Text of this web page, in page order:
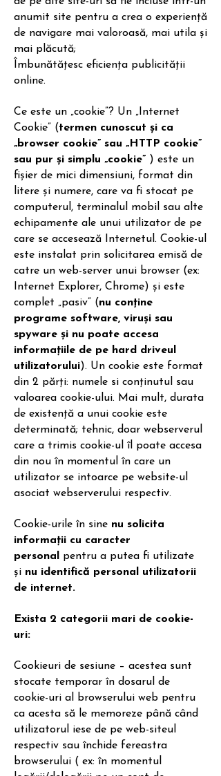
anumit site pentru a crea o experiență
de navigare mai valoroasă, mai utila și
mai plăcută;
Îmbunătățesc eficiența publicității
online.
Ce este un „cookie”? Un „Internet
Cookie” (termen cunoscut și ca
„browser cookie” sau „HTTP cookie”
sau pur și simplu „cookie” ) este un
fișier de mici dimensiuni, format din
litere și numere, care va fi stocat pe
computerul, terminalul mobil sau alte
echipamente ale unui utilizator de pe
care se accesează Internetul. Cookie-ul
este instalat prin solicitarea emisă de
catre un web-server unui browser (ex:
Internet Explorer, Chrome) și este
complet „pasiv” (nu conține
programe software, viruși sau
spyware și nu poate accesa
informațiile de pe hard driveul
utilizatorului). Un cookie este format
din 2 părți: numele si conținutul sau
valoarea cookie-ului. Mai mult, durata
de existență a unui cookie este
determinată; tehnic, doar webserverul
care a trimis cookie-ul îl poate accesa
din nou în momentul în care un
utilizator se intoarce pe website-ul
asociat webserverului respectiv.
Cookie-urile în sine nu solicita
informații cu caracter
personal
pentru a putea fi utilizate
și nu identifică personal utilizatorii
de internet.
Exista 2 categorii mari de cookie-
uri:
Cookieuri de sesiune – acestea sunt
stocate temporar în dosarul de
cookie-uri al browserului web pentru
ca acesta să le memoreze până când
utilizatorul iese de pe web-siteul
respectiv sau închide fereastra
browserului ( ex: în momentul